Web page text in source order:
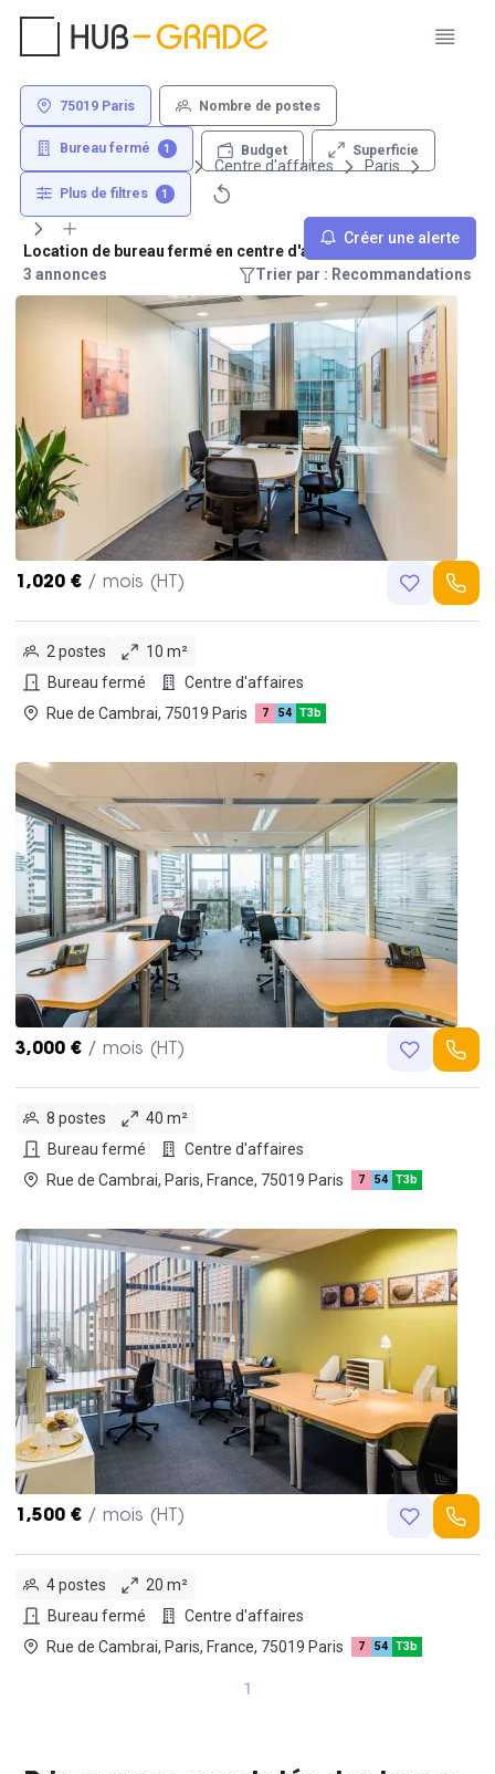
75019 Paris Nombre de postes
Bureau fermé 1 Budget Superficie
Plus de filtres 1
Créer une alerte
Centre d'affaires
Paris
75019
Location de bureau fermé en centre d'affaire - 75019 Paris
3 annonces
Trier par : Recommandations
1,020 € / mois (HT)
2 postes
10 m²
Bureau fermé
Centre d'affaires
Rue de Cambrai, 75019 Paris
7 54 T3b
3,000 € / mois (HT)
8 postes
40 m²
Bureau fermé
Centre d'affaires
Rue de Cambrai, Paris, France, 75019 Paris
7 54 T3b
1,500 € / mois (HT)
4 postes
20 m²
Bureau fermé
Centre d'affaires
Rue de Cambrai, Paris, France, 75019 Paris
7 54 T3b
1